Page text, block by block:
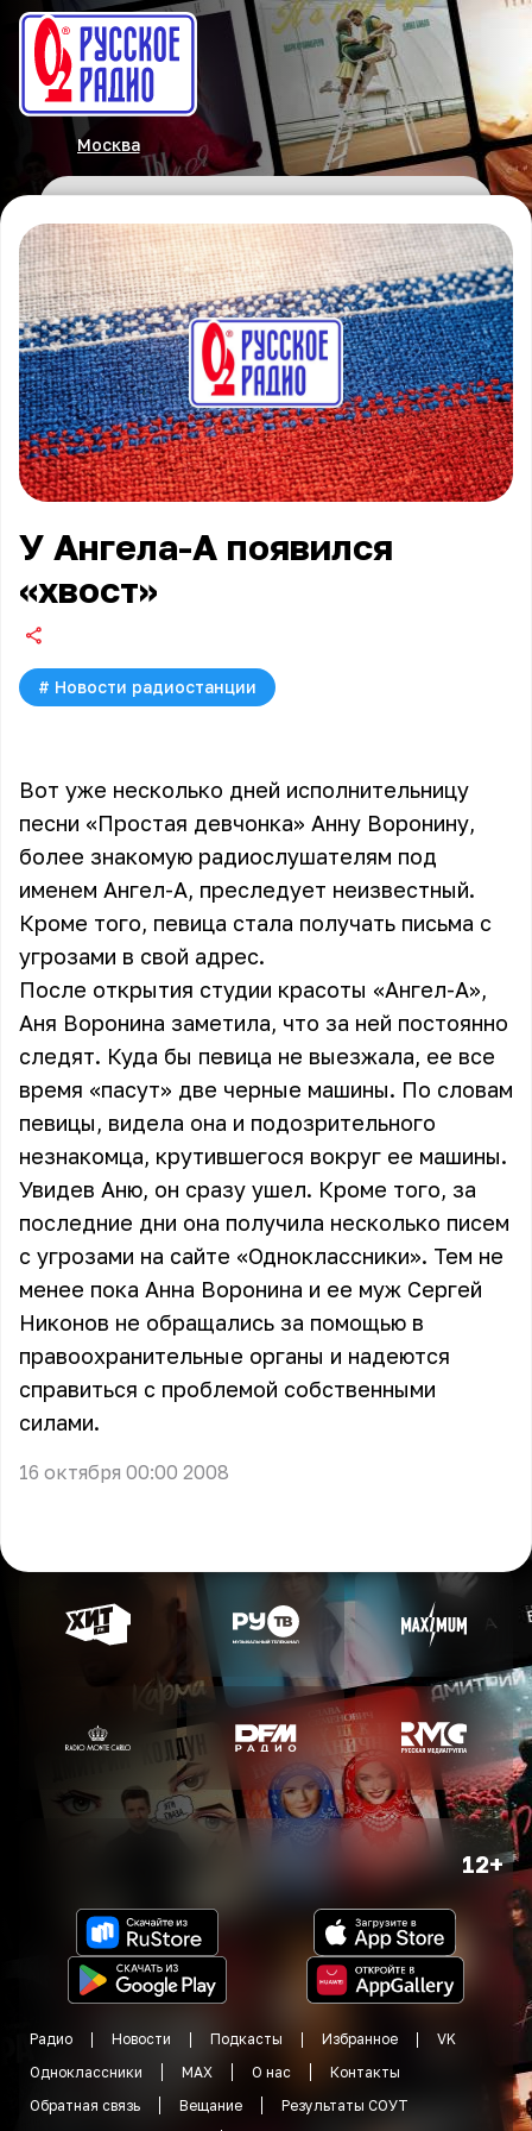
Москва
У Ангела-А появился
«хвост»
# Новости радиостанции
Вот уже несколько дней исполнительницу
песни «Простая девчонка» Анну Воронину,
более знакомую радиослушателям под
именем Ангел-А, преследует неизвестный.
Кроме того, певица стала получать письма с
угрозами в свой адрес.
После открытия студии красоты «Ангел-А»,
Аня Воронина заметила, что за ней постоянно
следят. Куда бы певица не выезжала, ее все
время «пасут» две черные машины. По словам
певицы, видела она и подозрительного
незнакомца, крутившегося вокруг ее машины.
Увидев Аню, он сразу ушел. Кроме того, за
последние дни она получила несколько писем
с угрозами на сайте «Одноклассники». Тем не
менее пока Анна Воронина и ее муж Сергей
Никонов не обращались за помощью в
правоохранительные органы и надеются
справиться с проблемой собственными
силами.
16 октября 00:00 2008
12+
Радио Новости Подкасты Избранное
VK
Одноклассники
MAX О нас
Контакты
Обратная связь
Вещание
Результаты СОУТ